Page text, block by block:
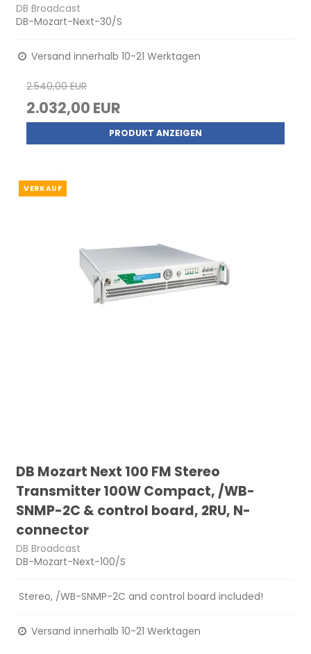
DB Broadcast
DB-Mozart-Next-30/S
Versand innerhalb 10-21 Werktagen
2.540,00 EUR
2.032,00 EUR
PRODUKT ANZEIGEN
VERKAUF
DB Mozart Next 100 FM Stereo
Transmitter 100W Compact, /WB-
SNMP-2C & control board, 2RU, N-
connector
DB Broadcast
DB-Mozart-Next-100/S
Stereo, /WB-SNMP-2C and control board included!
Versand innerhalb 10-21 Werktagen